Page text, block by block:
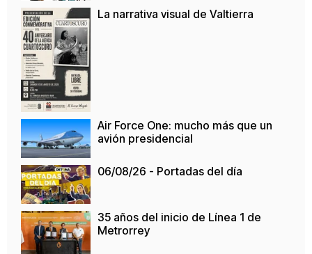
La narrativa visual de Valtierra
Air Force One: mucho más que un
avión presidencial
06/08/26 - Portadas del día
35 años del inicio de Línea 1 de
Metrorrey